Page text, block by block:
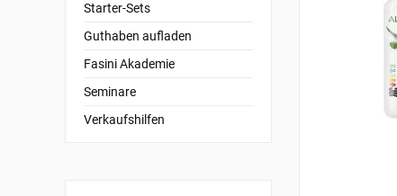
Starter-Sets
Guthaben aufladen
Fasini Akademie
Seminare
Verkaufshilfen